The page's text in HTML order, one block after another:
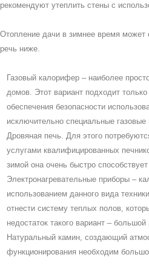
рекомендуют утеплить стены с
Отопление дачи в зимнее время может
речь ниже.
Газовый калорифер – наиболее
домов. Этот вариант подходит
обеспечения безопасности
исключительно специальные газовые
Дровяная печь. Для этого
услугами квалифицированных
зимой она очень быстро
Электронагревательные приборы –
использованием данного вида
отнести систему теплых полов,
недостаток такого вариант –
Натуральный камин, создающий
функционирования необходим